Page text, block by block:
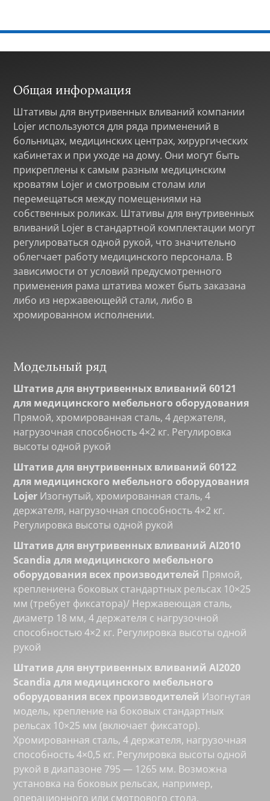
Общая информация
Штативы для внутривенных вливаний компании
Lojer используются для ряда применений в
больницах, медицинских центрах, хирургических
кабинетах и при уходе на дому. Они могут быть
прикреплены к самым разным медицинским
кроватям Lojer и смотровым столам или
перемещаться между помещениями на
собственных роликах. Штативы для внутривенных
вливаний Lojer в стандартной комплектации могут
регулироваться одной рукой, что значительно
облегчает работу медицинского персонала. В
зависимости от условий предусмотренного
применения рама штатива может быть заказана
либо из нержавеющейй стали, либо в
хромированном исполнении.
Модельный ряд
Штатив для внутривенных вливаний 60121
для медицинского мебельного оборудования
Прямой, хромированная сталь, 4 держателя,
нагрузочная способность 4×2 кг. Регулировка
высоты одной рукой
Штатив для внутривенных вливаний 60122
для медицинского мебельного оборудования
Lojer Изогнутый, хромированная сталь, 4
держателя, нагрузочная способность 4×2 кг.
Регулировка высоты одной рукой
Штатив для внутривенных вливаний AI2010
Scandia для медицинского мебельного
оборудования всех производителей Прямой,
креплениена боковых стандартных рельсах 10×25
мм (требует фиксатора)/ Нержавеющая сталь,
диаметр 18 мм, 4 держателя с нагрузочной
способностью 4×2 кг. Регулировка высоты одной
рукой
Штатив для внутривенных вливаний AI2020
Scandia для медицинского мебельного
оборудования всех производителей Изогнутая
модель, крепление на боковых стандартных
рельсах 10×25 мм (включает фиксатор).
Хромированная сталь, 4 держателя, нагрузочная
способность 4×0,5 кг. Регулировка высоты одной
рукой в диапазоне 795 — 1265 мм. Возможна
установка на боковых рельсах, например,
операционного или смотрового стола.